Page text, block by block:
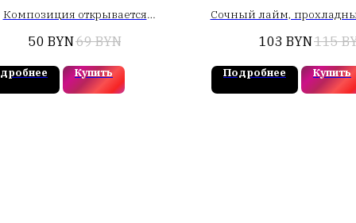
Композиция открывается
(полыни) в сочетании с
кипарисом. В сердце звучат
аккорды лакричника и
листьев фиалки
50 BYN69 BYN
Купить
Сочный лайм,
цитрусы, освежающие
ноты, фрезия, хрупкий
весенний ландыш,
кипарис, мускус, дерево
103 BYN115
Подробнее Купить